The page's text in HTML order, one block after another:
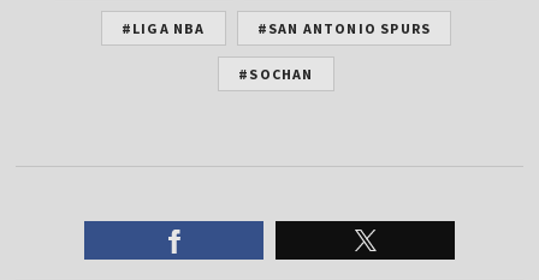
#LIGA NBA #SAN ANTONIO SPURS
#SOCHAN